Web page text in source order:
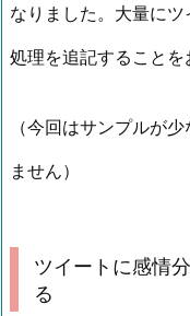
なりました。大量に
処理を追記することを
（今回はサンプルが
ません）
ツイートに感情
る